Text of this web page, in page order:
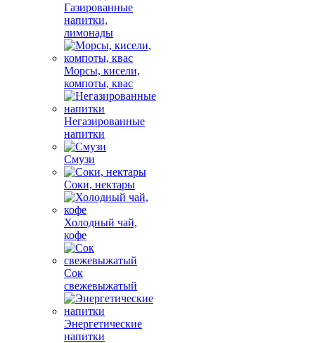
Газированные
напитки,
лимонады
Морсы, кисели,
компоты, квас
Негазированные
напитки
Смузи
Соки, нектары
Холодный чай,
кофе
Сок
свежевыжатый
Энергетические
напитки